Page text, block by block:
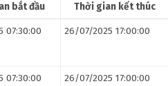
bắt đầu Thời gian kết thúc
07:30:00 26/07/2025 17:00:00
07:30:00 26/07/2025 17:00:00